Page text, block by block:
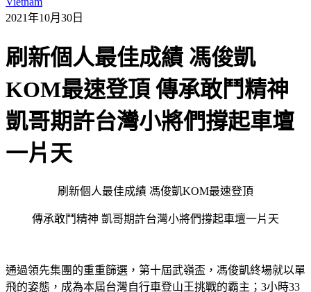
2021年10月30日
刷新個人最佳成績 馮俊凱
KOM最速登頂 傳承敢鬥精神
凱哥期許台灣小將們撐起車壇
一片天
刷新個人最佳成績 馮俊凱KOM最速登頂
傳承敢鬥精神 凱哥期許台灣小將們撐起車壇一片天
通過領先集團的重重篩選，第十屆武嶺盃，馮俊凱終場就以單
飛的姿態，成為本屆台灣自行車登山王挑戰的霸主；3小時33